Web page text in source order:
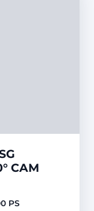
CAM
PS